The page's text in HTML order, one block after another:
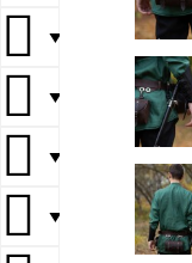
▼
▼
▼
▼